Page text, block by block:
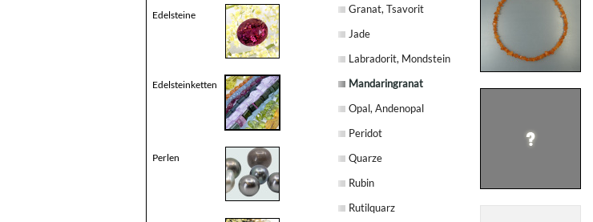
Edelsteine
Edelsteinketten
Perlen
Granat, Tsavorit
Jade
Labradorit, Mondstein
Mandaringranat
Opal, Andenopal
Peridot
Quarze
Rubin
Rutilquarz